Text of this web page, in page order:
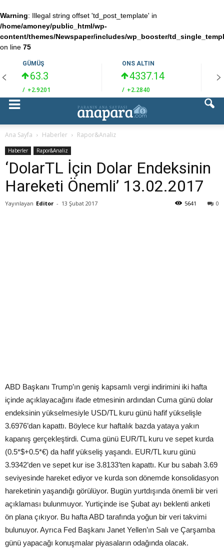
Warning: Illegal string offset 'td_post_template' in
/home/amoney/public_html/wp-
content/themes/Newspaper/includes/wp_booster/
on line 75
GÜMÜŞ
63.3
/ +2.9201
ONS ALTIN
4337.14
/ +2.2840
Ana Sayfa Haberler Rapor&Analiz
Haberler Rapor&Analiz
‘DolarTL İçin Dolar Endeksinin
Hareketi Önemli’ 13.02.2017
Yayınlayan Editor - 13 Şubat 2017 0
5641
ABD Başkanı Trump’ın geniş kapsamlı vergi indirimini iki hafta
içinde açıklayacağını ifade etmesinin ardından Cuma günü dolar
endeksinin yükselmesiyle USD/TL kuru günü hafif yükselişle
3.6976’dan kapattı. Böylece kur haftalık bazda yataya yakın
kapanış gerçekleştirdi. Cuma günü EUR/TL kuru ve sepet kurda
(0.5*$+0.5*€) da hafif yükseliş yaşandı. EUR/TL kuru günü
3.9342’den ve sepet kur ise 3.8133’ten kapattı. Kur bu sabah 3.69
seviyesinde hareket ediyor ve kurda son dönemde konsolidasyon
hareketinin yaşandığı görülüyor. Bugün yurtdışında önemli bir veri
açıklaması bulunmuyor. Yurtiçinde ise Şubat ayı beklenti anketi
ön plana çıkıyor. Bu hafta ABD tarafında yoğun bir veri takvimi
bulunuyor. Ayrıca Fed Başkanı Janet Yellen’ın Salı ve Çarşamba
günü yapacağı konuşmalar piyasaların odağında olacak.